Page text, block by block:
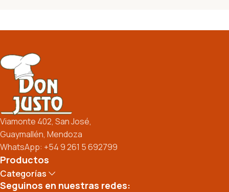
Viamonte 402, San José,
Guaymallén, Mendoza
WhatsApp: +54 9 261 5 692799
Productos
Categorías
Seguinos en nuestras redes: